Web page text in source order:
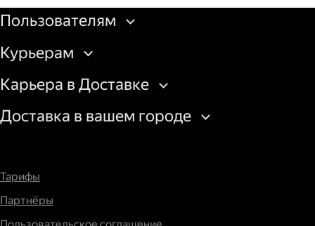
Пользователям
Курьерам
Карьера в Доставке
Доставка в вашем городе
Тарифы
Партнёры